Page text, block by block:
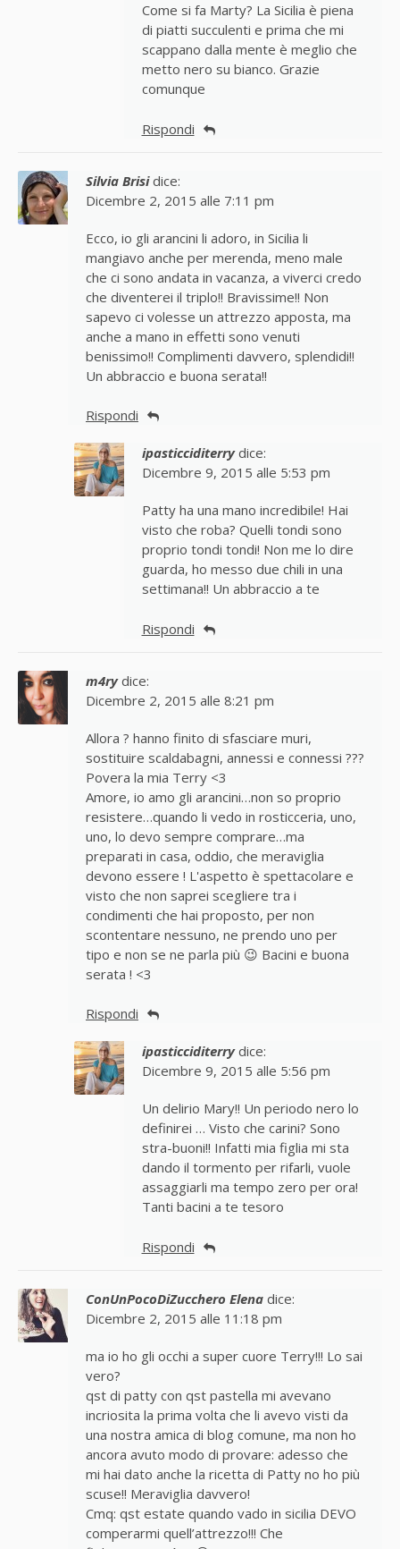
Come si fa Marty? La Sicilia è piena
di piatti succulenti e prima che mi
scappano dalla mente è meglio che
metto nero su bianco. Grazie
comunque
Rispondi
Silvia Brisi dice:
Dicembre 2, 2015 alle 7:11 pm
Ecco, io gli arancini li adoro, in Sicilia li
mangiavo anche per merenda, meno male
che ci sono andata in vacanza, a viverci credo
che diventerei il triplo!! Bravissime!! Non
sapevo ci volesse un attrezzo apposta, ma
anche a mano in effetti sono venuti
benissimo!! Complimenti davvero, splendidi!!
Un abbraccio e buona serata!!
Rispondi
ipasticciditerry dice:
Dicembre 9, 2015 alle 5:53 pm
Patty ha una mano incredibile! Hai
visto che roba? Quelli tondi sono
proprio tondi tondi! Non me lo dire
guarda, ho messo due chili in una
settimana!! Un abbraccio a te
Rispondi
m4ry dice:
Dicembre 2, 2015 alle 8:21 pm
Allora ? hanno finito di sfasciare muri,
sostituire scaldabagni, annessi e connessi ???
Povera la mia Terry <3
Amore, io amo gli arancini…non so proprio
resistere…quando li vedo in rosticceria, uno,
uno, lo devo sempre comprare…ma
preparati in casa, oddio, che meraviglia
devono essere ! L'aspetto è spettacolare e
visto che non saprei scegliere tra i
condimenti che hai proposto, per non
scontentare nessuno, ne prendo uno per
tipo e non se ne parla più 😉 Bacini e buona
serata ! <3
Rispondi
ipasticciditerry dice:
Dicembre 9, 2015 alle 5:56 pm
Un delirio Mary!! Un periodo nero lo
definirei … Visto che carini? Sono
stra-buoni!! Infatti mia figlia mi sta
dando il tormento per rifarli, vuole
assaggiarli ma tempo zero per ora!
Tanti bacini a te tesoro
Rispondi
ConUnPocoDiZucchero Elena dice:
Dicembre 2, 2015 alle 11:18 pm
ma io ho gli occhi a super cuore Terry!!! Lo sai
vero?
qst di patty con qst pastella mi avevano
incriosita la prima volta che li avevo visti da
una nostra amica di blog comune, ma non ho
ancora avuto modo di provare: adesso che
mi hai dato anche la ricetta di Patty no ho più
scuse!! Meraviglia davvero!
Cmq: qst estate quando vado in sicilia DEVO
comperarmi quell’attrezzo!!! Che